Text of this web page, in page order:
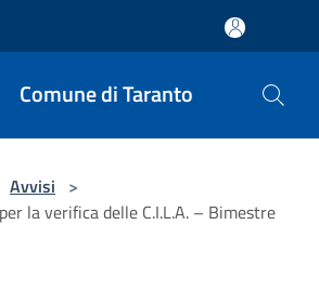
Comune di Taranto
Avvisi >
la verifica delle C.I.L.A. – Bimestre